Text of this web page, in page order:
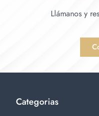
Llámanos y
Categorias